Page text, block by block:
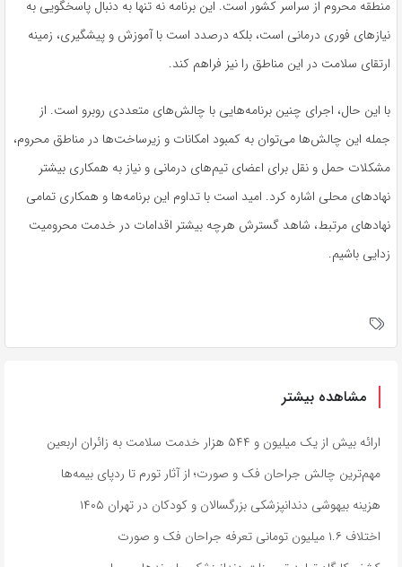
منطقه محروم از سراسر کشور است. این برنامه نه تنها به دنبال پاسخگویی به
نیازهای فوری درمانی است، بلکه درصدد است با آموزش و پیشگیری، زمینه
ارتقای سلامت در این مناطق را نیز فراهم کند.
با این حال، اجرای چنین برنامه‌هایی با چالش‌های متعددی روبرو است. از
جمله این چالش‌ها می‌توان به کمبود امکانات و زیرساخت‌ها در مناطق محروم،
مشکلات حمل و نقل برای اعضای تیم‌های درمانی و نیاز به همکاری بیشتر
نهادهای محلی اشاره کرد. امید است با تداوم این برنامه‌ها و همکاری تمامی
نهادهای مرتبط، شاهد گسترش هرچه بیشتر اقدامات در خدمت محرومیت
زدایی باشیم.
مشاهده بیشتر
ارائه بیش از یک میلیون و ۵۴۴ هزار خدمت سلامت به زائران اربعین
مهم‌ترین چالش جراحان فک و صورت؛ از آثار تورم تا ردپای بیمه‌ها
هزینه بیهوشی دندانپزشکی بزرگسالان و کودکان در تهران ۱۴۰۵
اختلاف ۱.۶ میلیون تومانی تعرفه جراحان فک و صورت